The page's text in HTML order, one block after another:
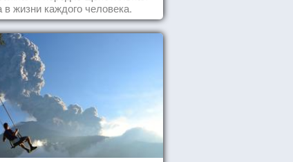
в жизни каждого человека.